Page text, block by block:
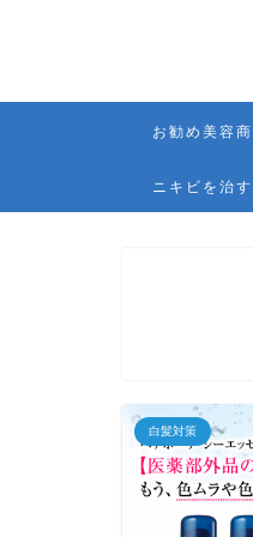
お勧め美容商
ニキビを治
白髪対策